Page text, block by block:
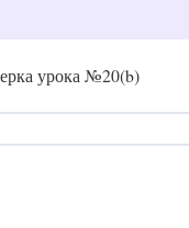
урока №20(b)